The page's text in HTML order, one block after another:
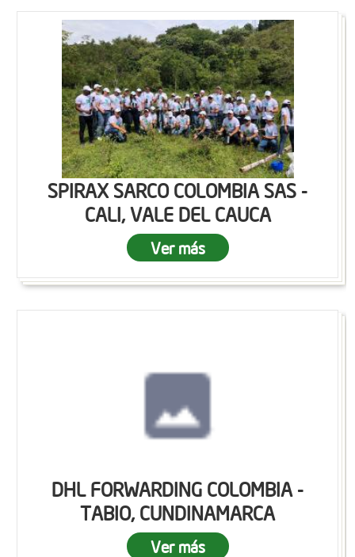
SPIRAX SARCO COLOMBIA SAS -
CALI, VALE DEL CAUCA
Ver más
DHL FORWARDING COLOMBIA -
TABIO, CUNDINAMARCA
Ver más